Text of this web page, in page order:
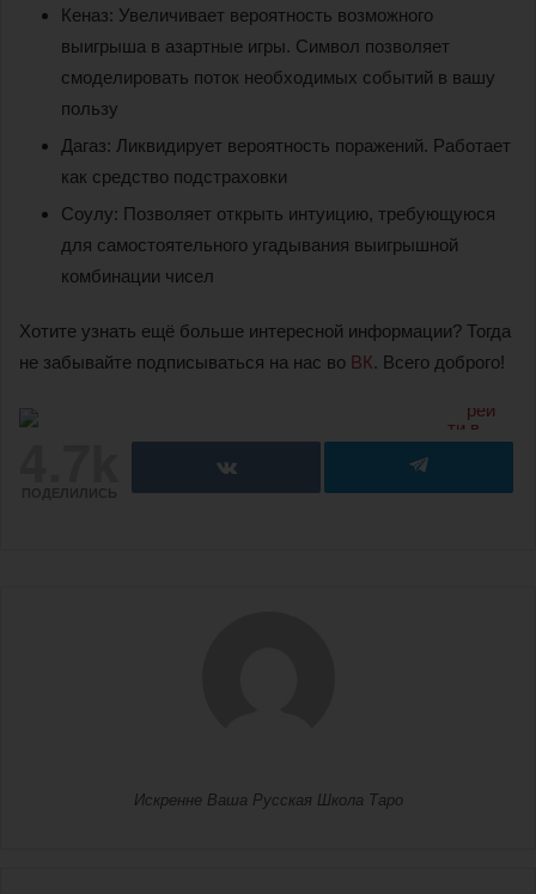
Кеназ: Увеличивает вероятность возможного
выигрыша в азартные игры. Символ позволяет
смоделировать поток необходимых событий в вашу
пользу
Дагаз: Ликвидирует вероятность поражений. Работает
как средство подстраховки
Соулу: Позволяет открыть интуицию, требующуюся
для самостоятельного угадывания выигрышной
комбинации чисел
Хотите узнать ещё больше интересной информации? Тогда
не забывайте подписываться на нас во ВК. Всего доброго!
ПОДЕЛИЛИСЬ
Искренне Ваша Русская Школа Таро